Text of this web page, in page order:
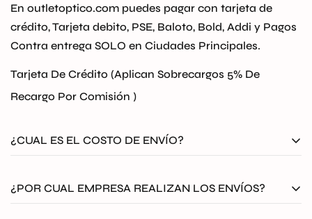
En outletoptico.com puedes pagar con tarjeta de
crédito, Tarjeta debito, PSE, Baloto, Bold, Addi y Pagos
Contra entrega SOLO en Ciudades Principales.
Tarjeta De Crédito (Aplican Sobrecargos 5% De
Recargo Por Comisión )
¿CUAL ES EL COSTO DE ENVÍO?
a todo
Colombia. Aplican T&C
¿POR CUAL EMPRESA REALIZAN LOS ENVÍOS?